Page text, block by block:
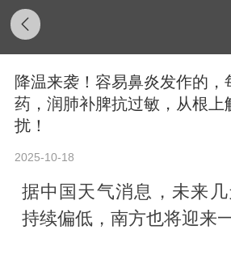
降温来袭！容易鼻炎发作的，
药，润肺补脾抗过敏，从根上
扰！
2025-10-18
据中国天气消息，未来
持续偏低，南方也将迎来